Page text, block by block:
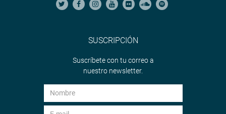
SUSCRIPCIÓN
Suscríbete con tu correo a
nuestro newsletter.